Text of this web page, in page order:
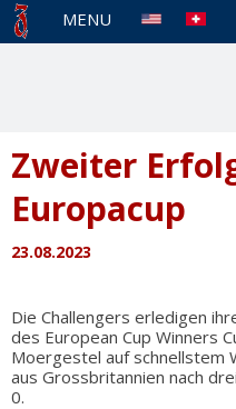
MENU
Zweiter
Europacup
23.08.2023
Die Challengers erledigen
des European Cup Winners
Moergestel auf schnellstem
aus Grossbritannien nach
0.